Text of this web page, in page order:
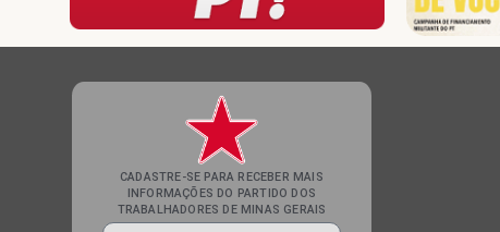
CADASTRE-SE PARA RECEBER MAIS
INFORMAÇÕES DO PARTIDO DOS
TRABALHADORES DE MINAS GERAIS